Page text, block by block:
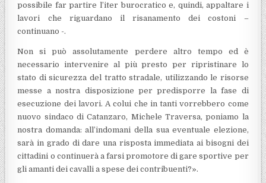
possibile far partire l’iter burocratico e, quindi, appaltare i
lavori che riguardano il risanamento dei costoni –
continuano -.
Non si può assolutamente perdere altro tempo ed è
necessario intervenire al più presto per ripristinare lo
stato di sicurezza del tratto stradale, utilizzando le risorse
messe a nostra disposizione per predisporre la fase di
esecuzione dei lavori. A colui che in tanti vorrebbero come
nuovo sindaco di Catanzaro, Michele Traversa, poniamo la
nostra domanda: all’indomani della sua eventuale elezione,
sarà in grado di dare una risposta immediata ai bisogni dei
cittadini o continuerà a farsi promotore di gare sportive per
gli amanti dei cavalli a spese dei contribuenti?».